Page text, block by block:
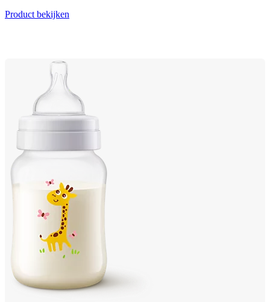
Product bekijken